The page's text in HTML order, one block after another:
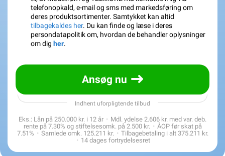
telefonopkald, e-mail og sms med markedsføring om
deres produktsortimenter. Samtykket kan altid
tilbagekaldes her. Du kan finde og læse i deres
persondatapolitik om, hvordan de behandler oplysninger
om dig her.
Ansøg nu
Indhent uforpligtende tilbud
Eks.: Lån på 250.000 kr. i 12 år Mdl. ydelse 2.606 kr. med var. deb.
rente på 7.30% og stiftelsesomk. på 2.500 kr.
ÅOP før skat på
7.51% Samlede omk. 125.211 kr. Tilbagebetaling i alt 375.211 kr.
14 dages fortrydelsesret